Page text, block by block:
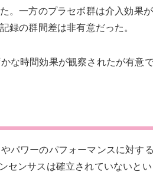
。一方のプラセボ群は介入効果
録の群間差は非有意だった。
な時間効果が観察されたが有意
パワーのパフォーマンスに対す
センサスは確立されていないと